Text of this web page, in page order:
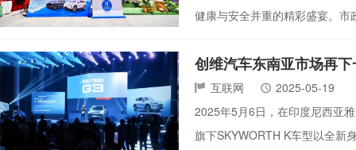
健康与安全并重的精彩盛宴。
创维汽车东南亚市场再
互联网
2025-05-19
2025年5月6日，在印度尼西亚
旗下SKYWORTH K车型以全新